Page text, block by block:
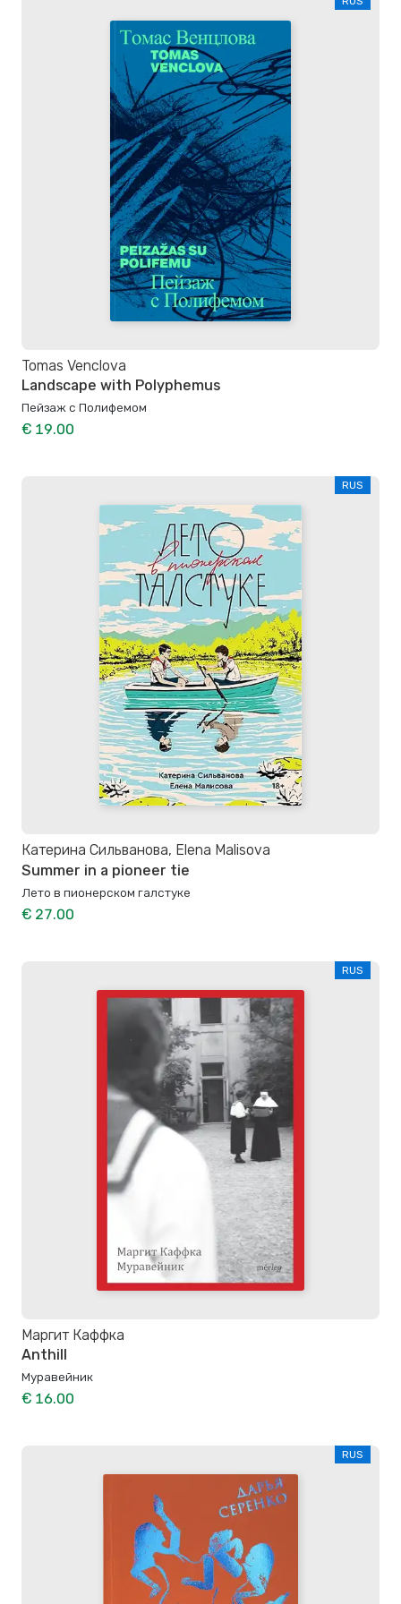
Tomas Venclova
Landscape with Polyphemus
Пейзаж с Полифемом
€ 19.00
RUS
Катерина Сильванова, Elena Malisova
Summer in a pioneer tie
Лето в пионерском галстуке
€ 27.00
RUS
Маргит Каффка
Anthill
Муравейник
€ 16.00
RUS